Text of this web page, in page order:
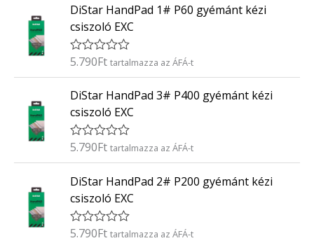
/
5
é
e
l
é
s
:
/
5
DiStar HandPad 1# P60 gyémánt kézi
csiszoló EXC
É
é
e
l
s
:
/
5
5.790Ft tartalmazza az ÁFÁ-t
DiStar HandPad 3# P400 gyémánt kézi
csiszoló EXC
É
é
e
l
é
s
5.790Ft tartalmazza az ÁFÁ-t
DiStar HandPad 2# P200 gyémánt kézi
csiszoló EXC
É
5.790Ft tartalmazza az ÁFÁ-t